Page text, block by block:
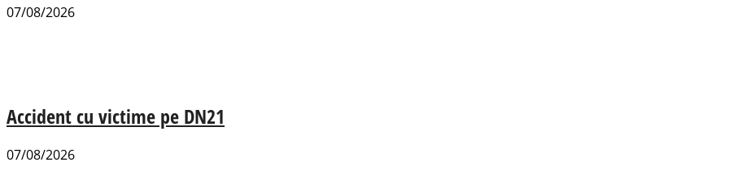
07/08/2026
Accident cu victime pe DN21
07/08/2026